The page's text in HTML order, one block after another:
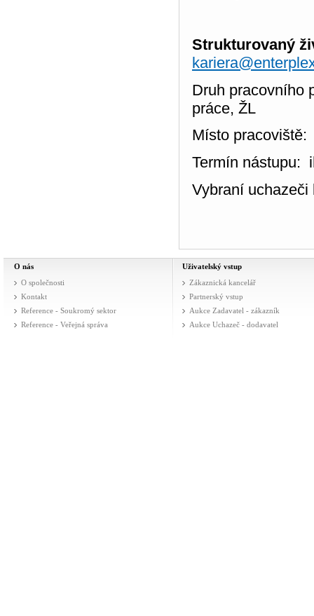
Strukturovaný
Druh pracovního
práce, ŽL
Místo
Termín nástupu:
Vybraní
O nás
O společnosti
Kontakt
Reference - Soukromý sektor
Reference - Veřejná správa
Uživatelský vstup
Zákaznická kancelář
Partnerský vstup
Aukce Zadavatel - zákazník
Aukce Uchazeč - dodavatel